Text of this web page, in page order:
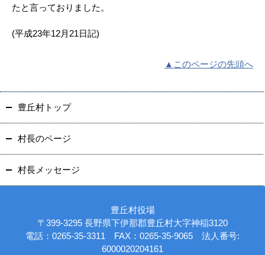
たと言っておりました。
(平成23年12月21日記)
▲このページの先頭へ
豊丘村トップ
村長のページ
村長メッセージ
豊丘村役場
〒399-3295 長野県下伊那郡豊丘村大字神稲3120
電話：0265-35-3311 FAX：0265-35-9065 法人番号:
6000020204161